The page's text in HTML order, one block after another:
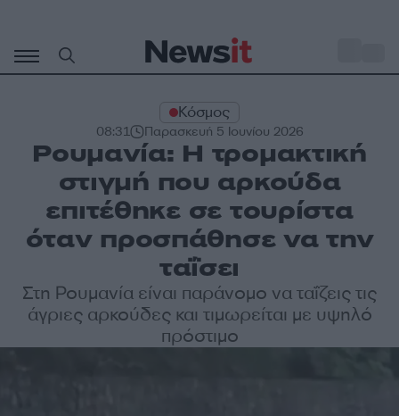
περιεχόμενο
Κόσμος
08:31 Παρασκευή 5 Ιουνίου 2026
Ρουμανία: Η τρομακτική
στιγμή που αρκούδα
επιτέθηκε σε τουρίστα
όταν προσπάθησε να την
ταΐσει
Στη Ρουμανία είναι παράνομο να ταΐζεις τις
άγριες αρκούδες και τιμωρείται με υψηλό
πρόστιμο